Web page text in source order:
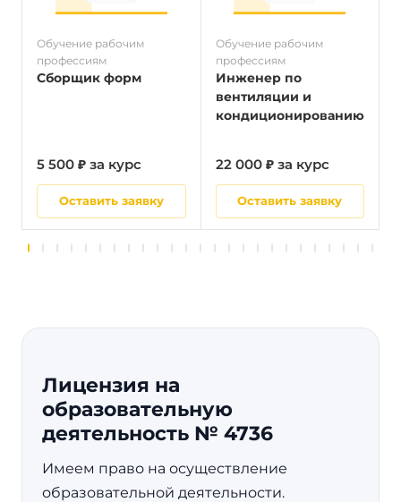
Обучение рабочим
профессиям
Сборщик форм
5 500 ₽ за курс
Оставить заявку
Обучение рабочим
профессиям
Инженер по
вентиляции и
кондиционированию
22 000 ₽ за курс
Оставить заявку
Лицензия на
образовательную
деятельность № 4736
Имеем право на осуществление
образовательной деятельности.